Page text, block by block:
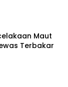
Maut
Terbakar